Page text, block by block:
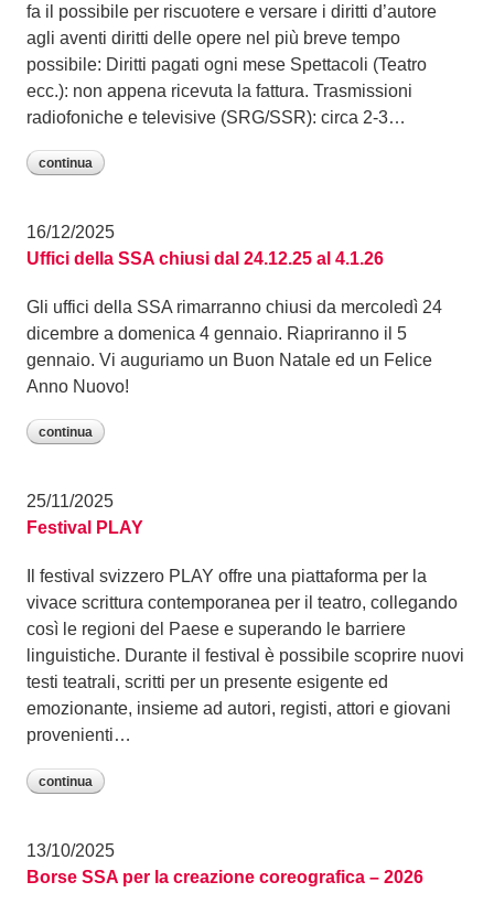
fa il possibile per riscuotere e versare i diritti d’autore
agli aventi diritti delle opere nel più breve tempo
possibile: Diritti pagati ogni mese Spettacoli (Teatro
ecc.): non appena ricevuta la fattura. Trasmissioni
radiofoniche e televisive (SRG/SSR): circa 2-3…
continua
16/12/2025
Uffici della SSA chiusi dal 24.12.25 al 4.1.26
Gli uffici della SSA rimarranno chiusi da mercoledì 24
dicembre a domenica 4 gennaio. Riapriranno il 5
gennaio. Vi auguriamo un Buon Natale ed un Felice
Anno Nuovo!
continua
25/11/2025
Festival PLAY
Il festival svizzero PLAY offre una piattaforma per la
vivace scrittura contemporanea per il teatro, collegando
così le regioni del Paese e superando le barriere
linguistiche. Durante il festival è possibile scoprire nuovi
testi teatrali, scritti per un presente esigente ed
emozionante, insieme ad autori, registi, attori e giovani
provenienti…
continua
13/10/2025
Borse SSA per la creazione coreografica – 2026